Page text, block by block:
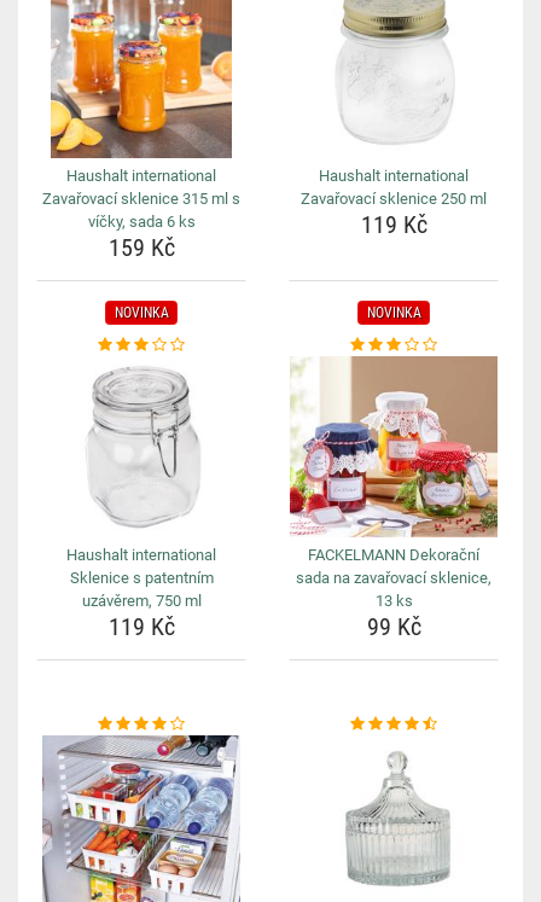
Haushalt international
Zavařovací sklenice 315 ml s
víčky, sada 6 ks
159 Kč
Haushalt international
Zavařovací sklenice 250 ml
119 Kč
NOVINKA
Haushalt international
Sklenice s patentním
uzávěrem, 750 ml
119 Kč
NOVINKA
FACKELMANN Dekorační
sada na zavařovací sklenice,
13 ks
99 Kč